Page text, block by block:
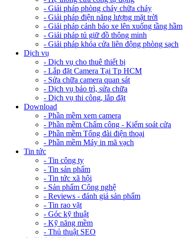
- Giải pháp phòng cháy chữa cháy
- Giải pháp điện năng lượng mặt trời
- Giải pháp cảnh báo xe lên xuống tầng hầm
- Giải pháp tủ giữ đồ thông minh
- Giải pháp khóa cửa liên động phòng sạch
Dịch vụ
- Dịch vụ cho thuê thiết bị
- Lắp đặt Camera Tại Tp HCM
- Sửa chữa camera quan sát
- Dịch vụ bảo trì, sửa chữa
- Dịch vụ thi công, lắp đặt
Download
- Phần mềm xem camera
- Phần mềm Chấm công - Kiểm soát cửa
- Phần mềm Tổng đài điện thoại
- Phần mềm Máy in mã vạch
Tin tức
- Tin công ty
- Tin sản phẩm
- Tin tức xã hội
- Sản phẩm Công nghệ
- Reviews - đánh giá sản phẩm
- Tin rao vặt
- Góc kỹ thuật
- Kỹ năng mềm
- Thủ thuật SEO